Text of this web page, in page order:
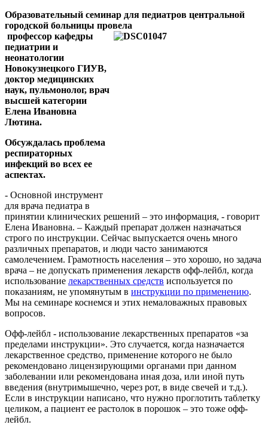
Образовательный семинар для педиатров центральной
городской больницы провела
профессор кафедры
педиатрии и
неонатологии
Новокузнецкого ГИУВ,
доктор медицинских
наук, пульмонолог, врач
высшей категории
Елена Ивановна
Лютина.
Обсуждалась проблема
респираторных
инфекций во всех ее
аспектах.
- Основной инструмент
для врача педиатра в
принятии клинических решений – это информация, - говорит
Елена Ивановна. – Каждый препарат должен назначаться
строго по инструкции. Сейчас выпускается очень много
различных препаратов, и люди часто занимаются
самолечением. Грамотность населения – это хорошо, но задача
врача – не допускать применения лекарств офф-лейбл, когда
использование лекарственных средств используется по
показаниям, не упомянутым в инструкции по применению.
Мы на семинаре коснемся и этих немаловажных правовых
вопросов.
Офф-лейбл - использование лекарственных препаратов «за
пределами инструкции». Это случается, когда назначается
лекарственное средство, применение которого не было
рекомендовано лицензирующими органами при данном
заболевании или рекомендована иная доза, или иной путь
введения (внутримышечно, через рот, в виде свечей и т.д.).
Если в инструкции написано, что нужно проглотить таблетку
целиком, а пациент ее растолок в порошок – это тоже офф-
лейбл.